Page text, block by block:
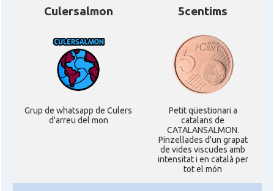
Culersalmon
Grup de whatsapp de Culers
d'arreu del mon
5centims
Petit qüestionari a
catalans de
CATALANSALMON.
Pinzellades d'un grapat
de vides viscudes amb
intensitat i en català per
tot el món